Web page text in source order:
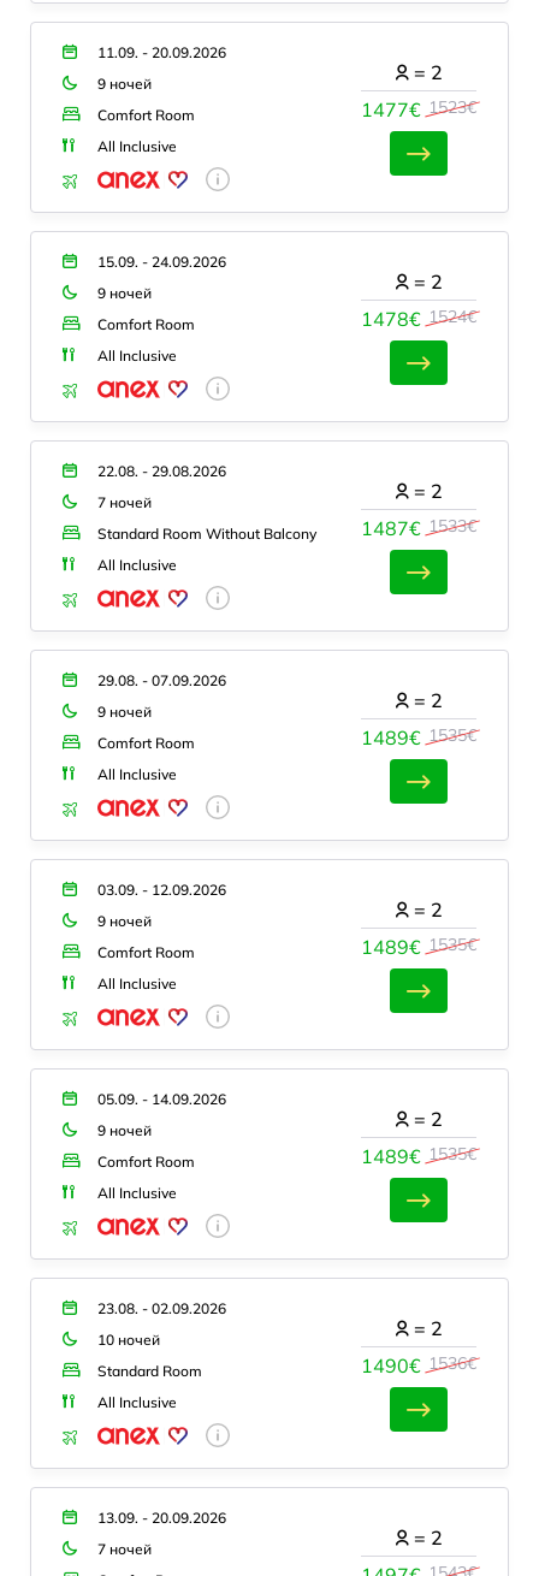
11.09. - 20.09.2026
9 ночей
Comfort Room
All Inclusive
1477€ 1523€
= 2
15.09. - 24.09.2026
9 ночей
Comfort Room
All Inclusive
1478€ 1524€
= 2
22.08. - 29.08.2026
7 ночей
Standard Room Without Balcony
All Inclusive
1487€ 1533€
= 2
29.08. - 07.09.2026
9 ночей
Comfort Room
All Inclusive
1489€ 1535€
= 2
03.09. - 12.09.2026
9 ночей
Comfort Room
All Inclusive
1489€ 1535€
= 2
05.09. - 14.09.2026
9 ночей
Comfort Room
All Inclusive
1489€ 1535€
= 2
23.08. - 02.09.2026
10 ночей
Standard Room
All Inclusive
1490€ 1536€
= 2
13.09. - 20.09.2026
7 ночей
= 2